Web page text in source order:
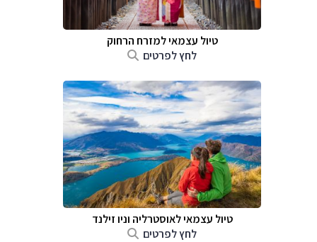
טיול עצמאי למזרח הרחוק
לחץ לפרטים
טיול עצמאי לאוסטרליה וניו זילנד
לחץ לפרטים